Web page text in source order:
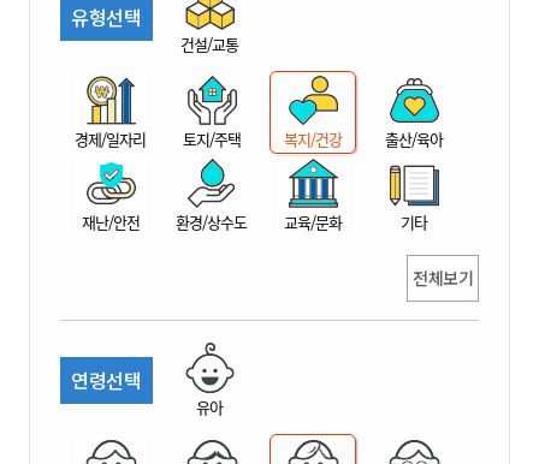
시
산
유형선택
건설/교통
경제/일자리 토지/주택 복지/건강 출산/육아
재난/안전 환경/상수도 교육/문화 기타
전체보기
연령선택
유아